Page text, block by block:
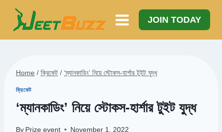
Skip
content
JOIN TODAY
Home / ক্রিকেট / ‘ম্যানকাডিং’ নিয়ে স্টোকস-হার্শার টুইট যুদ্ধ
ক্রিকেট
‘ম্যানকাডিং’ নিয়ে স্টোকস-হার্শার টুইট যুদ্ধ
By Prize event November 1, 2022